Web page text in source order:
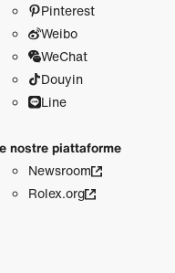
Pinterest
Weibo
WeChat
Douyin
Line
nostre piattaforme
Newsroom
Rolex.org